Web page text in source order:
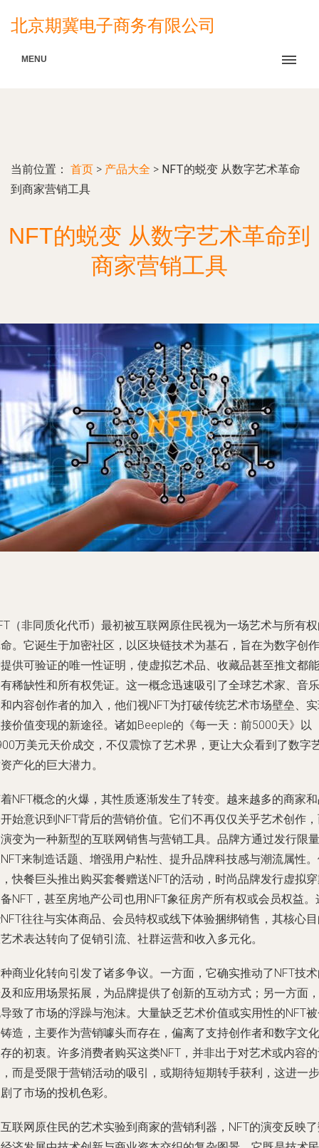
北京期冀电子商务有限公司
MENU
当前位置： 首页 > 产品大全 > NFT的蜕变 从数字艺术革命
到商家营销工具
NFT的蜕变 从数字艺术革命到
商家营销工具
（非同质化代币）最初被互联网原住民视为一场艺术与所有
。它诞生于加密社区，以区块链技术为基石，旨在为数字创作
供可验证的唯一性证明，使虚拟艺术品、收藏品甚至推文都能
稀缺性和所有权凭证。这一概念迅速吸引了全球艺术家、音乐
内容创作者的加入，他们视NFT为打破传统艺术市场壁垒、
价值变现的新途径。诸如Beeple的《每一天：前5000天》以
万美元天价成交，不仅震惊了艺术界，更让大众看到了数字
产化的巨大潜力。
NFT概念的火爆，其性质逐渐发生了转变。越来越多的商家
始意识到NFT背后的营销价值。它们不再仅仅关乎艺术创作
变为一种新型的互联网销售与营销工具。品牌方通过发行限量
来制造话题、增强用户粘性、提升品牌科技感与潮流属性
快餐巨头推出购买套餐赠送NFT的活动，时尚品牌发行虚拟
NFT，甚至房地产公司也用NFT象征房产所有权或会员权益。
往往与实体商品、会员特权或线下体验捆绑销售，其核心
术表达转向了促销引流、社群运营和收入多元化。
商业化转向引发了诸多争议。一方面，它确实推动了NFT技
和应用场景拓展，为品牌提供了创新的互动方式；另一方面，
致了市场的浮躁与泡沫。大量缺乏艺术价值或实用性的NFT
造，主要作为营销噱头而存在，偏离了支持创作者和数字文化
的初衷。许多消费者购买这类NFT，并非出于对艺术或内容
而是受限于营销活动的吸引，或期待短期转手获利，这进一步
了市场的投机色彩。
联网原住民的艺术实验到商家的营销利器，NFT的演变反映